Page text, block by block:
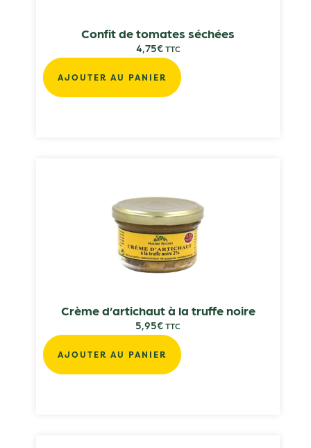
Confit de tomates séchées
4,75€ TTC
AJOUTER AU PANIER
Crème d’artichaut à la truffe noire
5,95€ TTC
AJOUTER AU PANIER